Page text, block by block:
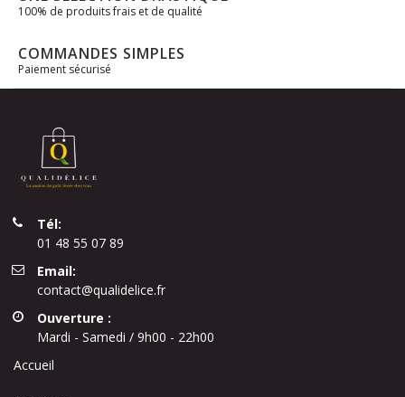
100% de produits frais et de qualité
COMMANDES SIMPLES
Paiement sécurisé
Tél:
01 48 55 07 89
Email:
contact@qualidelice.fr
Ouverture :
Mardi - Samedi / 9h00 - 22h00
Accueil